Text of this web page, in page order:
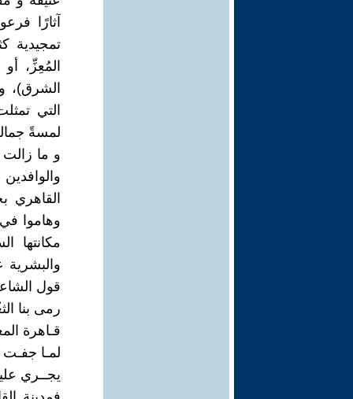
آثارًا
تمجيدية
المُعِزِّ،
الشرق)،
التي
لمسةً
و ما زالت
القاهري
وهاموا في
مكانتها
قول
رمى بنا
قـاهرة
لمـا جفـت
يجــري